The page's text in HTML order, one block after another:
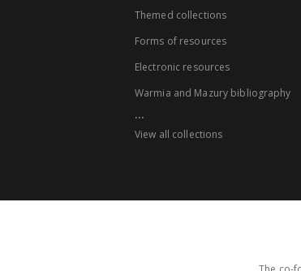
Themed collections
Forms of resources
Electronic resources
Warmia and Mazury bibliography
...
View all collections